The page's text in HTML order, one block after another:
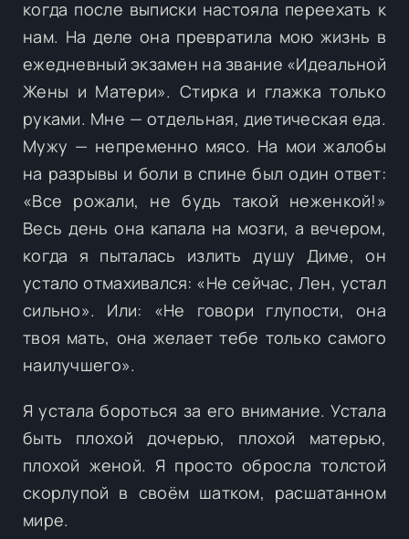
когда после выписки настояла переехать к
нам. На деле она превратила мою жизнь в
ежедневный экзамен на звание «Идеальной
Жены и Матери». Стирка и глажка только
руками. Мне — отдельная, диетическая еда.
Мужу — непременно мясо. На мои жалобы
на разрывы и боли в спине был один ответ:
«Все рожали, не будь такой неженкой!»
Весь день она капала на мозги, а вечером,
когда я пыталась излить душу Диме, он
устало отмахивался: «Не сейчас, Лен, устал
сильно». Или: «Не говори глупости, она
твоя мать, она желает тебе только самого
наилучшего».
Я устала бороться за его внимание. Устала
быть плохой дочерью, плохой матерью,
плохой женой. Я просто обросла толстой
скорлупой в своём шатком, расшатанном
мире.